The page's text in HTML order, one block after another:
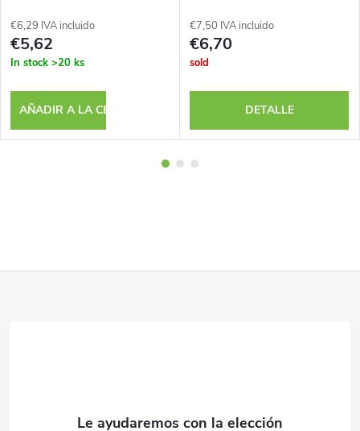
€6,29 IVA incluido
€5,62
In stock >20 ks
AÑADIR A LA CESTA
€7,50 IVA incluido
€6,70
sold
DETALLE